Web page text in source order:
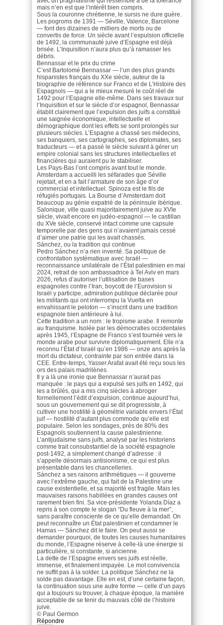
mais n’en est que l’intérêt bien compris.
Sous la couronne chrétienne, le sursis ne dure guère.
Les pogroms de 1391 — Séville, Valence, Barcelone
— font des dizaines de milliers de morts ou de
convertis de force. Un siècle avant l’expulsion officielle
de 1492, la communauté juive d’Espagne est déjà
brisée. L’Inquisition n’aura plus qu’à ramasser les
débris.
Bennassar et le prix du crime
C’est Bartolomé Bennassar — l’un des plus grands
hispanistes français du XXe siècle, auteur de la
biographie de référence sur Franco et de L’Histoire des
Espagnols — qui a le mieux mesuré le coût réel de
1492 pour l’Espagne elle-même. Dans ses travaux sur
l’Inquisition et sur le siècle d’or espagnol, Bennassar
établit clairement que l’expulsion des juifs a constitué
une saignée économique, intellectuelle et
démographique dont les effets se sont prolongés sur
plusieurs siècles. L’Espagne a chassé ses médecins,
ses banquiers, ses cartographes, ses diplomates, ses
traducteurs — et a passé le siècle suivant à gérer un
empire colonial sans les structures intellectuelles et
financières qui auraient pu le stabiliser.
Les Pays-Bas l’ont compris avant tout le monde.
Amsterdam a accueilli les séfarades que Séville
rejetait, et en a fait l’armature de son âge d’or
commercial et intellectuel. Spinoza est le fils de
réfugiés portugais. La Bourse d’Amsterdam doit
beaucoup au génie expatrié de la péninsule ibérique.
Salonique, ville quasi majoritairement juive au XVIe
siècle, vivait encore en judéo-espagnol — le castillan
du XVe siècle, conservé intact comme une capsule
temporelle par des gens qui n’avaient jamais cessé
d’aimer une patrie qui les avait chassés.
Sánchez, ou la tradition qui continue
Pedro Sánchez n’a rien inventé. Sa politique de
confrontation systématique avec Israël —
reconnaissance unilatérale de l’État palestinien en mai
2024, retrait de son ambassadrice à Tel Aviv en mars
2026, refus d’autoriser l’utilisation de bases
espagnoles contre l’Iran, boycott de l’Eurovision si
Israël y participe, admiration publique déclarée pour
les militants qui ont interrompu la Vuelta en
envahissant le peloton — s’inscrit dans une tradition
espagnole bien antérieure à lui.
Cette tradition a un nom : le tropisme arabe. Il remonte
au franquisme. Isolée par les démocraties occidentales
après 1945, l’Espagne de Franco s’est tournée vers le
monde arabe pour survivre diplomatiquement. Elle n’a
reconnu l’État d’Israël qu’en 1986 — onze ans après la
mort du dictateur, contrainte par son entrée dans la
CEE. Entre-temps, Yasser Arafat avait été reçu sous les
ors des palais madrilènes.
Il y a là une ironie que Bennassar n’aurait pas
manquée : le pays qui a expulsé ses juifs en 1492, qui
les a brûlés, qui a mis cinq siècles à abroger
formellement l’édit d’expulsion, continue aujourd’hui,
sous un gouvernement qui se dit progressiste, à
cultiver une hostilité à géométrie variable envers l’État
juif — hostilité d’autant plus commode qu’elle est
populaire. Selon les sondages, près de 80% des
Espagnols soutiennent la cause palestinienne.
L’antijudaïsme sans juifs, analysé par les historiens
comme trait consubstantiel de la société espagnole
post-1492, a simplement changé d’adresse : il
s’appelle désormais antisionisme, ce qui est plus
présentable dans les chancelleries.
Sánchez a ses raisons arithmétiques — il gouverne
avec l’extrême gauche, qui fait de la Palestine une
cause existentielle, et sa majorité est fragile. Mais les
mauvaises raisons habillées en grandes causes ont
rarement bien fini. Sa vice-présidente Yolanda Díaz a
repris à son compte le slogan “Du fleuve à la mer”,
sans paraître consciente de ce qu’elle demandait. On
peut reconnaître un État palestinien et condamner le
Hamas — Sánchez dit le faire. On peut aussi se
demander pourquoi, de toutes les causes humanitaires
du monde, l’Espagne réserve à celle-là une énergie si
particulière, si constante, si ancienne.
La dette de l’Espagne envers ses juifs est réelle,
immense, et finalement impayée. Le mot convivencia
ne suffit pas à la solder. La politique Sánchez ne la
solde pas davantage. Elle en est, d’une certaine façon,
la continuation sous une autre forme — celle d’un pays
qui a toujours su trouver, à chaque époque, la manière
acceptable de se tenir du mauvais côté de l’histoire
juive.​​​​​​​​​​​​​​​​
© Paul Germon
Répondre